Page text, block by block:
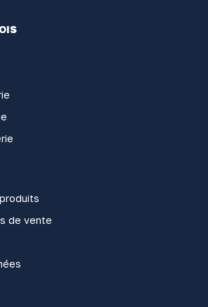
de vente